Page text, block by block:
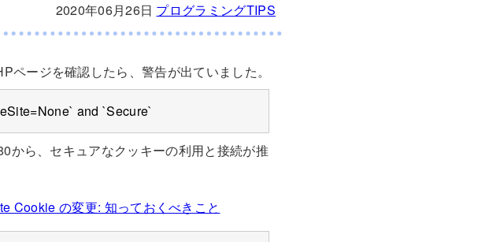
2020年06月26日 プログラミングTIPS
ページを確認したら、警告が出ていました。
and `Secure`
から、セキュアなクッキーの利用と接続が推
Cookie の変更: 知っておくべきこと